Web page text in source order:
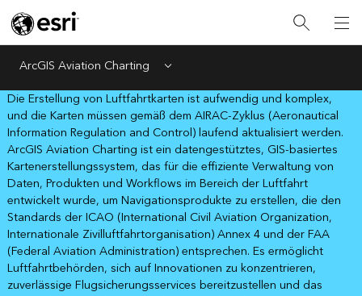
ArcGIS Aviation Charting Menu
Die Erstellung von Luftfahrtkarten ist aufwendig und komplex,
und die Karten müssen gemäß dem AIRAC-Zyklus (Aeronautical
Information Regulation and Control) laufend aktualisiert werden.
ArcGIS Aviation Charting ist ein datengestütztes, GIS-basiertes
Kartenerstellungssystem, das für die effiziente Verwaltung von
Daten, Produkten und Workflows im Bereich der Luftfahrt
entwickelt wurde, um Navigationsprodukte zu erstellen, die den
Standards der ICAO (International Civil Aviation Organization,
Internationale Zivilluftfahrtorganisation) Annex 4 und der FAA
(Federal Aviation Administration) entsprechen. Es ermöglicht
Luftfahrtbehörden, sich auf Innovationen zu konzentrieren,
zuverlässige Flugsicherungsservices bereitzustellen und das